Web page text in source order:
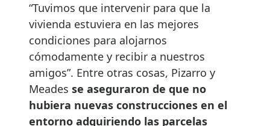
“Tuvimos que intervenir para que la
vivienda estuviera en las mejores
condiciones para alojarnos
cómodamente y recibir a nuestros
amigos”. Entre otras cosas, Pizarro y
Meades se aseguraron de que no
hubiera nuevas construcciones en el
entorno adquiriendo las parcelas